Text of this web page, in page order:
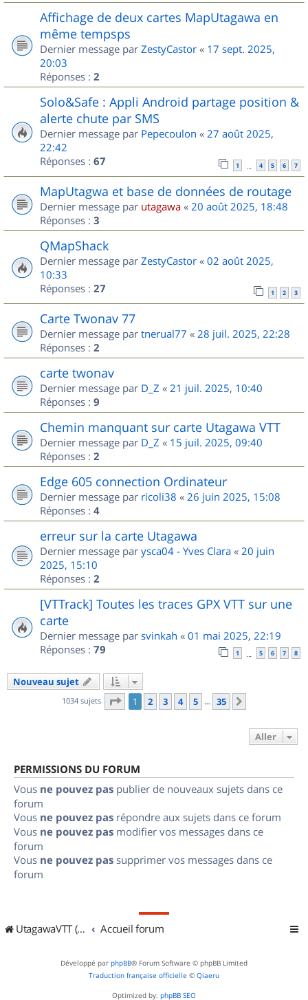
Affichage de deux cartes MapUtagawa en
même tempsps
Dernier message par ZestyCastor « 17 sept. 2025,
20:03
Réponses : 2
Solo&Safe : Appli Android partage position &
alerte chute par SMS
Dernier message par Pepecoulon « 27 août 2025,
22:42
Réponses : 67 1 … 4 5 6 7
MapUtagwa et base de données de routage
Dernier message par utagawa « 20 août 2025, 18:48
Réponses : 3
QMapShack
Dernier message par ZestyCastor « 02 août 2025,
10:33
Réponses : 27 1 2 3
Carte Twonav 77
Dernier message par tnerual77 « 28 juil. 2025, 22:28
Réponses : 2
carte twonav
Dernier message par D_Z « 21 juil. 2025, 10:40
Réponses : 9
Chemin manquant sur carte Utagawa VTT
Dernier message par D_Z « 15 juil. 2025, 09:40
Réponses : 2
Edge 605 connection Ordinateur
Dernier message par ricoli38 « 26 juin 2025, 15:08
Réponses : 4
erreur sur la carte Utagawa
Dernier message par ysca04 - Yves Clara « 20 juin
2025, 15:10
Réponses : 2
[VTTrack] Toutes les traces GPX VTT sur une
carte
Dernier message par svinkah « 01 mai 2025, 22:19
Réponses : 79 1 … 5 6 7 8
Nouveau sujet
1034 sujets Page 1sur
1 2 3 4 5 … 35
Aller
PERMISSIONS DU FORUM
Vous ne pouvez pas publier de nouveaux sujets dans ce
forum
Vous ne pouvez pas répondre aux sujets dans ce forum
Vous ne pouvez pas modifier vos messages dans ce
forum
Vous ne pouvez pas supprimer vos messages dans ce
forum
UtagawaVTT (Randos VTT et VTTAE avec traces GPS) Accueil forum
Développé par phpBB® Forum Software © phpBB Limited
Traduction française officielle © Qiaeru
Optimized by: phpBB SEO